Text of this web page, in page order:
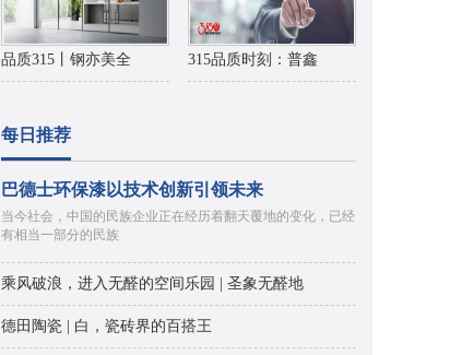
品质315丨钢亦美全 315品质时刻：普鑫
每日推荐
巴德士环保漆以技术创新引领未来
当今社会，中国的民族企业正在经历着翻天覆地的变化，已经
有相当一部分的民族
乘风破浪，进入无醛的空间乐园 | 圣象无醛地
德田陶瓷 | 白，瓷砖界的百搭王